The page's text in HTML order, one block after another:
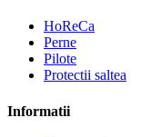
HoReCa
Perne
Pilote
Protectii saltea
Informatii